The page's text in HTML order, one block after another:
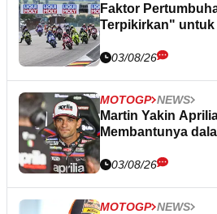
Faktor
Terpikirkan" untuk
03/08/26
MOTOGP NEWS
Martin Yakin
Membantunya
03/08/26
MOTOGP NEWS